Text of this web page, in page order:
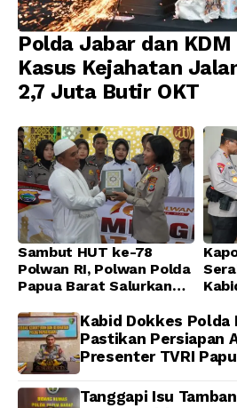
Polda Jabar dan
Kasus Kejahatan
2,7 Juta Butir OKT
Sambut HUT ke-78
Polwan RI, Polwan Polda
Papua Barat Salurkan
Ibadah Bersama di
Masjid Al-Muhajirin
Kabid Dokkes Polda
Pastikan Persiapan
Presenter TVRI
Dijadwalkan Kamis
Tanggapi Isu